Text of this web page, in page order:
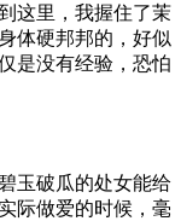
这里，我握住了茉
体硬邦邦的，好似
是没有经验，恐怕
玉破瓜的处女能给
际做爱的时候，毫